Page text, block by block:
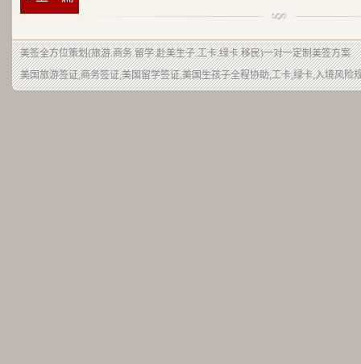
美签全方位策划(旅游.商务.留学.赴美生子.工卡.绿卡.移民)一对一定制美签方案
美国旅游签证,商务签证,美国留学签证,美国生孩子全程协助,工卡,绿卡,入境风险